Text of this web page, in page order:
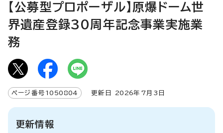
【公募型プロポーザル】原爆ドーム世
界遺産登録30周年記念事業実施業
務
ページ番号 1050804 更新日 2026年7月3日
更新情報